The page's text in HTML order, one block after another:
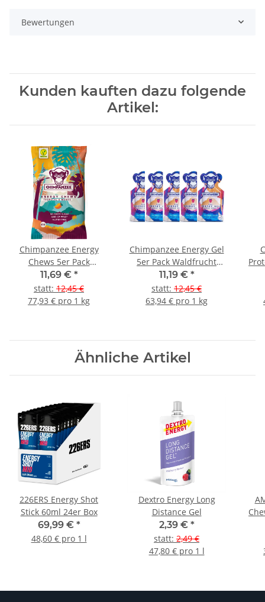
Bewertungen
Kunden kauften dazu folgende
Artikel:
Chimpanzee Energy
Chews 5er Pack
Erdbeere
11,69 € *
statt: 12,45 €
77,93 € pro 1 kg
Chimpanzee Energy Gel
5er Pack Waldfrucht
(Forest fruit)
11,19 € *
statt: 12,45 €
63,94 € pro 1 kg
Ähnliche Artikel
226ERS Energy Shot
Stick 60ml 24er Box
69,99 € *
48,60 € pro 1 l
Dextro Energy Long
Distance Gel
2,39 € *
statt: 2,49 €
47,80 € pro 1 l